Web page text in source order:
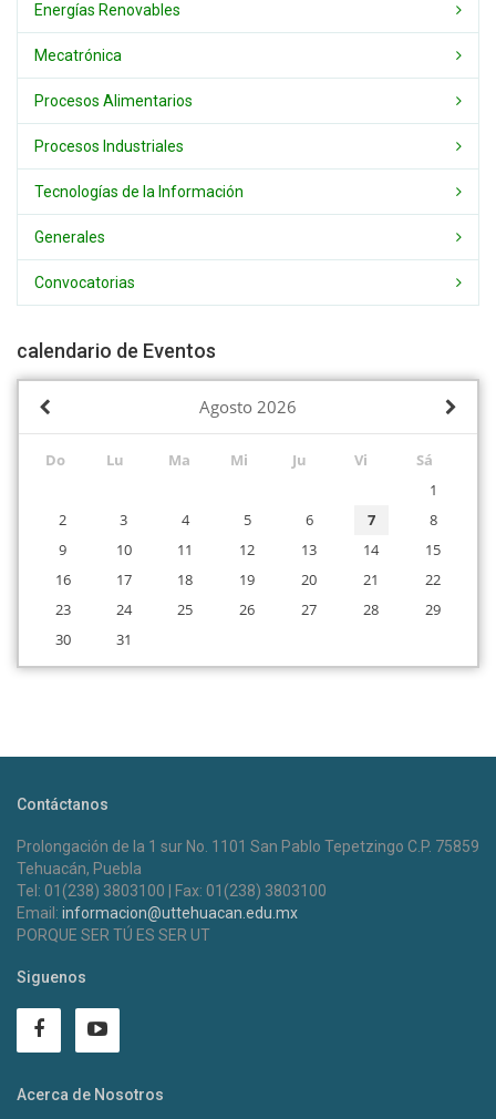
Energías Renovables
Mecatrónica
Procesos Alimentarios
Procesos Industriales
Tecnologías de la Información
Generales
Convocatorias
calendario de Eventos
Agosto 2026
Do Lu Ma Mi Ju Vi
Sá
1
2
3 4 5 6 7
8
9
10 11 12 13 14
15
16
17 18 19 20 21
22
23
24 25 26 27 28
29
30
31
Contáctanos
Prolongación de la 1 sur No. 1101 San Pablo Tepetzingo C.P. 75859
Tehuacán, Puebla
Tel: 01(238) 3803100 | Fax: 01(238) 3803100
Email: informacion@uttehuacan.edu.mx
PORQUE SER TÚ ES SER UT
Siguenos
Acerca de Nosotros